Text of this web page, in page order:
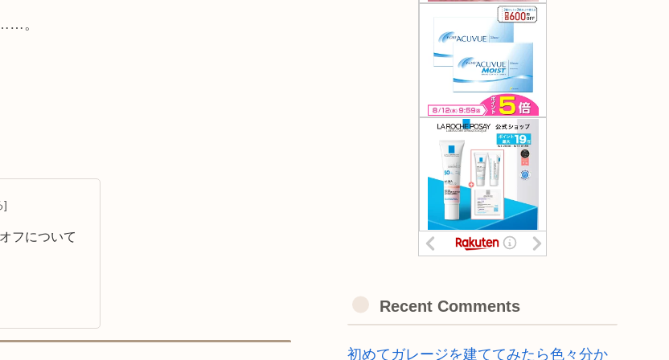
。
フについて
Recent Comments
初めてガレージを建ててみたら色々分か